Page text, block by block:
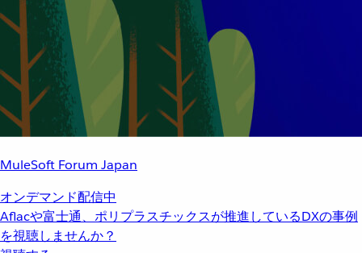
MuleSoft Forum Japan
オンデマンド配信中
Aflacや富士通、ポリプラスチックスが推進しているDXの事例
を視聴しませんか？